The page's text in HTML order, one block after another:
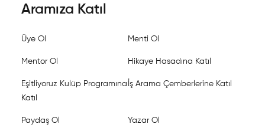
Aramıza Katıl
Üye Ol Menti Ol
Mentor Ol Hikaye Hasadına Katıl
Eşitliyoruz Kulüp Programına
Katıl
İş Arama Çemberlerine Katıl
Paydaş Ol Yazar Ol